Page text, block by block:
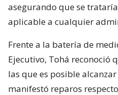
asegurando que se
aplicable a cualquier
Frente a la batería de
Ejecutivo, Tohá reconoció
las que es posible
manifestó reparos